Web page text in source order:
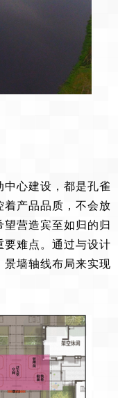
心建设，都是孔雀
着产品品质，不会放
营造宾至如归的归
要难点。通过与设计
景墙轴线布局来实现